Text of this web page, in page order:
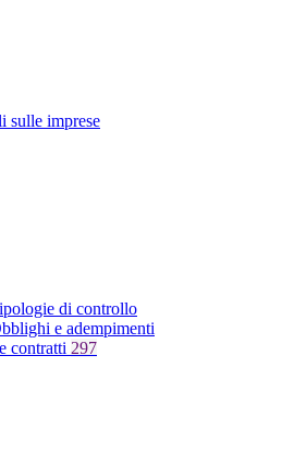
sulle imprese
di controllo
e adempimenti
contratti 297